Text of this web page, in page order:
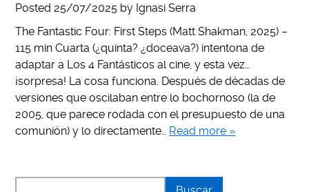
Posted 25/07/2025 by Ignasi Serra
The Fantastic Four: First Steps (Matt Shakman, 2025) –
115 min Cuarta (¿quinta? ¿doceava?) intentona de
adaptar a Los 4 Fantásticos al cine, y esta vez…
¡sorpresa! La cosa funciona. Después de décadas de
versiones que oscilaban entre lo bochornoso (la de
2005, que parece rodada con el presupuesto de una
comunión) y lo directamente… Read more »